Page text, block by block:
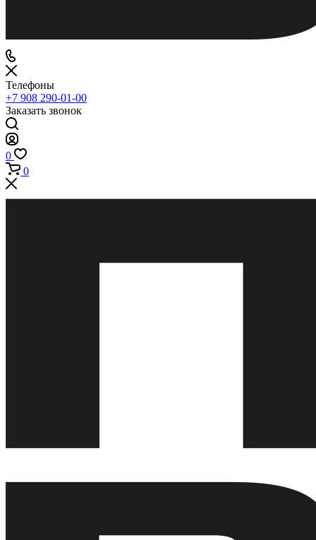
Телефоны
+7 908 290-01-00
Заказать звонок
0
0